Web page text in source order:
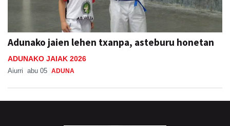
Adunako jaien lehen txanpa, asteburu honetan
ADUNAKO JAIAK 2026
Aiurri abu 05 ADUNA